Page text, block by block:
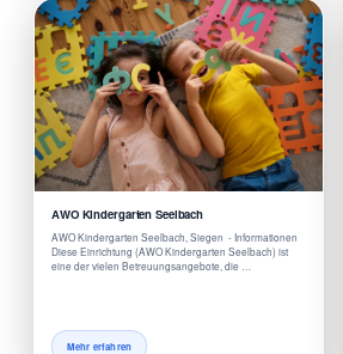
AWO Kindergarten Seelbach
AWO Kindergarten Seelbach, Siegen - Informationen
Diese Einrichtung (AWO Kindergarten Seelbach) ist
eine der vielen Betreuungsangebote, die …
Mehr erfahren